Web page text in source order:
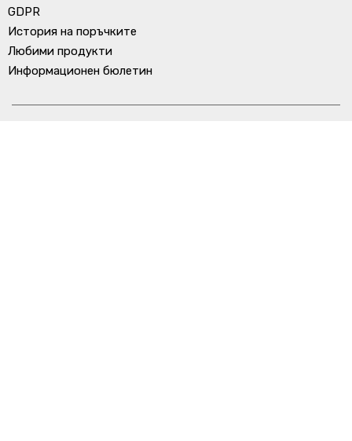
GDPR
История на поръчките
Любими продукти
Информационен бюлетин